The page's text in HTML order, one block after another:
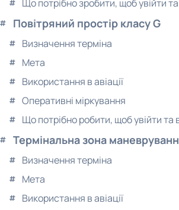
Що потрібно зробити, щоб увійти
Повітряний простір класу G
Визначення терміна
Мета
Використання в авіації
Оперативні міркування
Що потрібно робити, щоб увійти та
Термінальна зона
Визначення терміна
Мета
Використання в авіації